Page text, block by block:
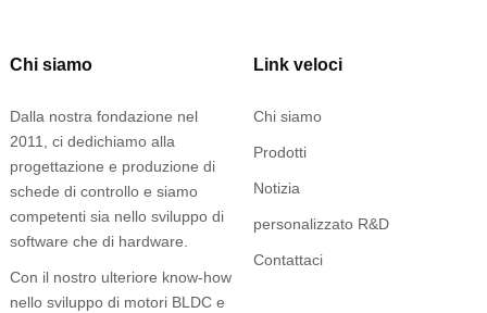
Chi siamo
Dalla nostra fondazione nel
2011, ci dedichiamo alla
progettazione e produzione di
schede di controllo e siamo
competenti sia nello sviluppo di
software che di hardware.
Con il nostro ulteriore know-how
nello sviluppo di motori BLDC e
Link veloci
Chi siamo
Prodotti
Notizia
personalizzato R&D
Contattaci